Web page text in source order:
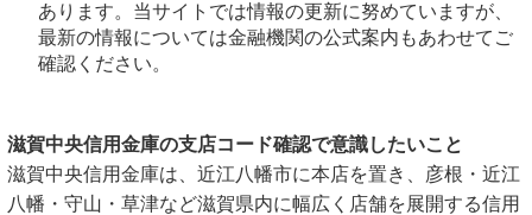
あります。当サイトでは情報の更新に努めていますが、
最新の情報については金融機関の公式案内もあわせてご
確認ください。
滋賀中央信用金庫の支店コード確認で意識したいこと
滋賀中央信用金庫は、近江八幡市に本店を置き、彦根・近江
八幡・守山・草津など滋賀県内に幅広く店舗を展開する信用